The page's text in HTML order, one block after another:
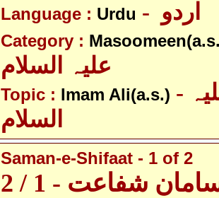
Language : Urdu
Category :
Topic : Imam Ali(a.s.) - امام علی علیہ
السلام
Saman-e-Shifaat - 1 of 2
شفاعت - 1 / 2